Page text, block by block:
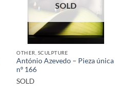
SOLD
OTHER, SCULPTURE
António Azevedo – Pieza única
nº 166
SOLD